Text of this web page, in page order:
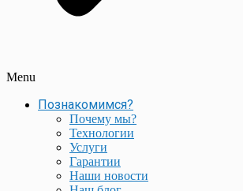
Menu
Познакомимся?
Почему мы?
Технологии
Услуги
Гарантии
Наши новости